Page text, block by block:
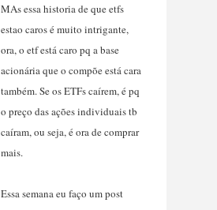
MAs essa historia de que etfs
estao caros é muito intrigante,
ora, o etf está caro pq a base
acionária que o compõe está cara
também. Se os ETFs caírem, é pq
o preço das ações individuais tb
caíram, ou seja, é ora de comprar
mais.
Essa semana eu faço um post